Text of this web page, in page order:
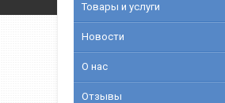
Товары и услуги
Новости
О нас
Отзывы